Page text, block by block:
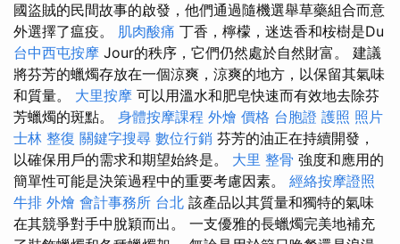
國盜賊的民間故事的啟發，他們通過隨機選舉草藥組合而意
外選擇了瘟疫。 肌肉酸痛 丁香，檸檬，迷迭香和桉樹是Du
台中西屯按摩 Jour的秩序，它們仍然處於自然財富。 建議
將芬芳的蠟燭存放在一個涼爽，涼爽的地方，以保留其氣味
和質量。 大里按摩 可以用溫水和肥皂快速而有效地去除芬
芳蠟燭的斑點。 身體按摩課程 外燴 價格 台胞證 護照 照片
士林 整復 關鍵字搜尋 數位行銷 芬芳的油正在持續開發，
以確保用戶的需求和期望始終是。 大里 整骨 強度和應用的
簡單性可能是決策過程中的重要考慮因素。 經絡按摩證照
牛排 外燴 會計事務所 台北 該產品以其質量和獨特的氣味
在其競爭對手中脫穎而出。 一支優雅的長蠟燭完美地補充